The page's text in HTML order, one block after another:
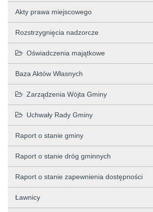
Akty prawa miejscowego
Rozstrzygnięcia nadzorcze
Oświadczenia majątkowe
Baza Aktów Własnych
Zarządzenia Wójta Gminy
Uchwały Rady Gminy
Raport o stanie gminy
Raport o stanie dróg gminnych
Raport o stanie zapewnienia dostępności
Ławnicy